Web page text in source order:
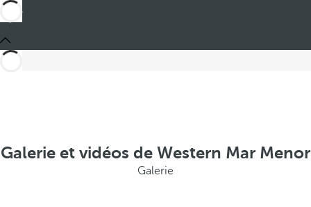
Galerie et vidéos de Western Mar Menor
Galerie